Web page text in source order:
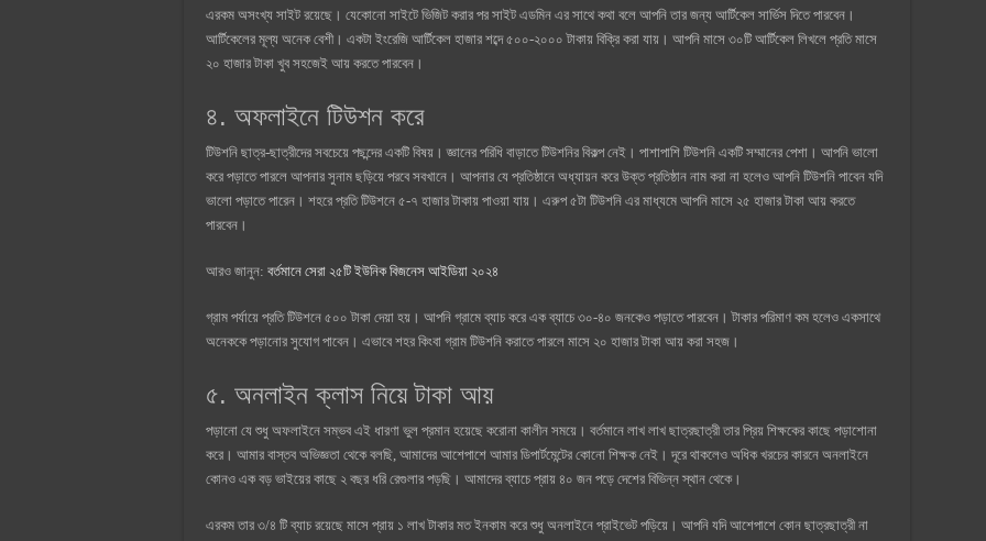
এরকম অসংখ্য সাইট রয়েছে। যেকোনো সাইটে ভিজিট করার পর সাইট এডমিন এর সাথে কথা বলে আপনি তার জন্য আর্টিকেল সার্ভিস দিতে পারবেন।
আর্টিকেলের মূল্য অনেক বেশী। একটা ইংরেজি আর্টিকেল হাজার শব্দে ৫০০-২০০০ টাকায় বিক্রি করা যায়। আপনি মাসে ৩০টি আর্টিকেল লিখলে প্রতি মাসে
২০ হাজার টাকা খুব সহজেই আয় করতে পারবেন।
৪. অফলাইনে টিউশন করে
টিউশনি ছাত্র-ছাত্রীদের সবচেয়ে পছন্দের একটি বিষয়। জ্ঞানের পরিধি বাড়াতে টিউশনির বিকল্প নেই। পাশাপাশি টিউশনি একটি সম্মানের পেশা। আপনি ভালো
করে পড়াতে পারলে আপনার সুনাম ছড়িয়ে পরবে সবখানে। আপনার যে প্রতিষ্ঠানে অধ্যায়ন করে উক্ত প্রতিষ্ঠান নাম করা না হলেও আপনি টিউশনি পাবেন যদি
ভালো পড়াতে পারেন। শহরে প্রতি টিউশনে ৫-৭ হাজার টাকায় পাওয়া যায়। এরুপ ৫টা টিউশনি এর মাধ্যমে আপনি মাসে ২৫ হাজার টাকা আয় করতে
পারবেন।
আরও জানুন: বর্তমানে সেরা ২৫টি ইউনিক বিজনেস আইডিয়া ২০২৪
গ্রাম পর্যায়ে প্রতি টিউশনে ৫০০ টাকা দেয়া হয়। আপনি গ্রামে ব্যাচ করে এক ব্যাচে ৩০-৪০ জনকেও পড়াতে পারবেন। টাকার পরিমাণ কম হলেও একসাথে
অনেককে পড়ানোর সুযোগ পাবেন। এভাবে শহর কিংবা গ্রাম টিউশনি করাতে পারলে মাসে ২০ হাজার টাকা আয় করা সহজ।
৫. অনলাইন ক্লাস নিয়ে টাকা আয়
পড়ানো যে শুধু অফলাইনে সম্ভব এই ধারণা ভুল প্রমান হয়েছে করোনা কালীন সময়ে। বর্তমানে লাখ লাখ ছাত্রছাত্রী তার প্রিয় শিক্ষকের কাছে পড়াশোনা
করে। আমার বাস্তব অভিজ্ঞতা থেকে বলছি, আমাদের আশেপাশে আমার ডিপার্টমেন্টের কোনো শিক্ষক নেই। দূরে থাকলেও অধিক খরচের কারনে অনলাইনে
কোনও এক বড় ভাইয়ের কাছে ২ বছর ধরি রেগুলার পড়ছি। আমাদের ব্যাচে প্রায় ৪০ জন পড়ে দেশের বিভিন্ন স্থান থেকে।
এরকম তার ৩/৪ টি ব্যাচ রয়েছে মাসে প্রায় ১ লাখ টাকার মত ইনকাম করে শুধু অনলাইনে প্রাইভেট পড়িয়ে। আপনি যদি আশেপাশে কোন ছাত্রছাত্রী না